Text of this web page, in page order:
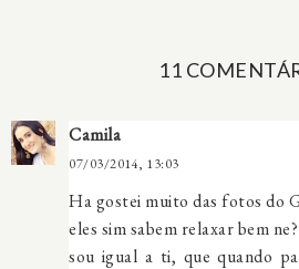
11
Camila
07/03/2014, 13:03
Ha gostei muito das fotos do
eles sim sabem relaxar bem ne?
sou igual a ti, que quando